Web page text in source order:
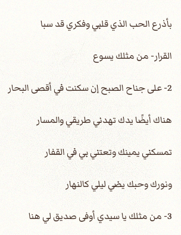
بأذرع الحب الذي قلبي وفكري قد سبا
القرار- من مثلك يسوع
2- على جناح الصبح إن سكنت في أقصى البحار
هناك أيضًا يدك تهدني طريقي والمسار
تمسكني يمينك وتعتني بي في القفار
ونورك وحبك يضي ليلي كالنهار
3- من مثلك يا سيدي أوفى صديق لي هنا